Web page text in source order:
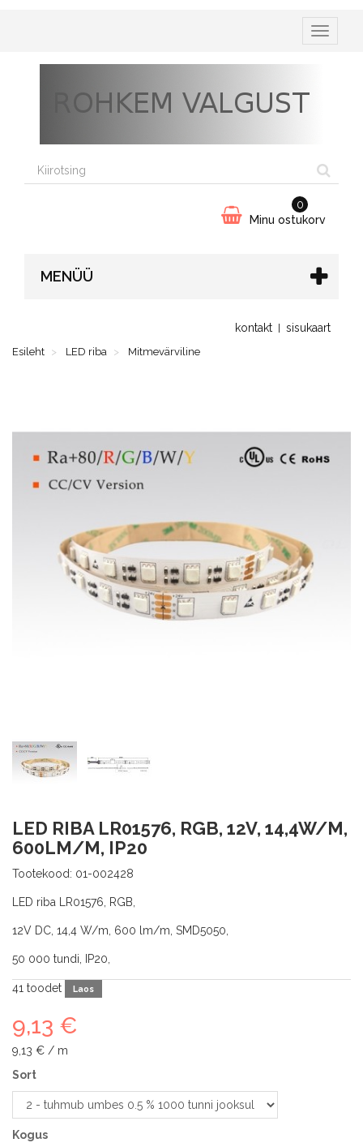
Lülita
Minu ostukorv
0
MENÜÜ
kontakt sisukaart
Esileht LED riba Mitmevärviline
LED RIBA LR01576, RGB, 12V, 14,4W/M,
600LM/M, IP20
Tootekood: 01-002428
LED riba LR01576, RGB,
12V DC, 14,4 W/m, 600 lm/m, SMD5050,
50 000 tundi, IP20,
41 toodet Laos
9,13 €
9,13 € / m
Sort
Kogus